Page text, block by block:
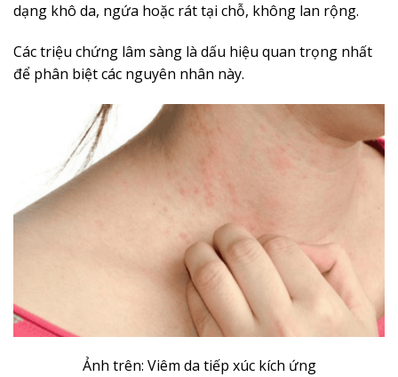
dạng khô da, ngứa hoặc rát tại chỗ, không lan rộng.
Các triệu chứng lâm sàng là dấu hiệu quan trọng nhất
để phân biệt các nguyên nhân này.
Ảnh trên: Viêm da tiếp xúc kích ứng